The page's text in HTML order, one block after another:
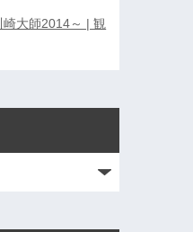
崎大師2014～ | 観